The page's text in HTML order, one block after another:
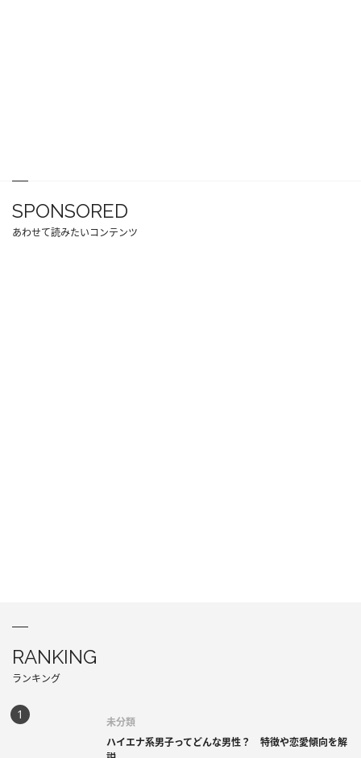
SPONSORED
あわせて読みたいコンテンツ
RANKING
ランキング
未分類
ハイエナ系男子ってどんな男性？ 特徴や恋愛傾向を解